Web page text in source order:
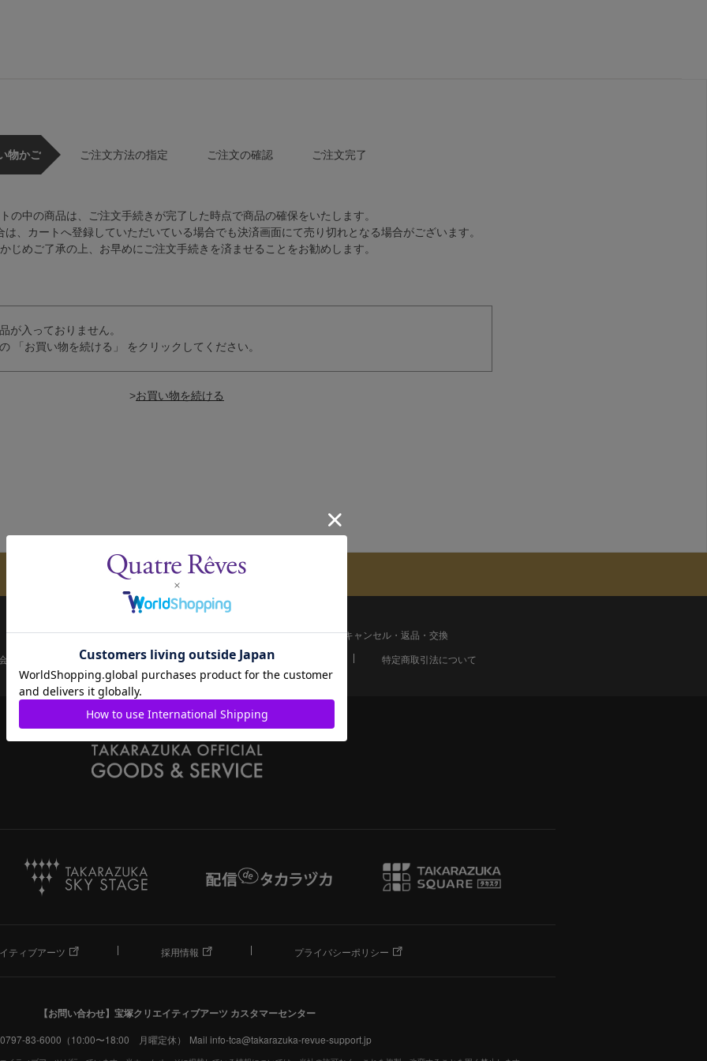
物かご ご注文方法の指定 ご注文の確認 ご注文完了
の中の商品は、ご注文手続きが完了した時点で商品の確保をいたします。
、カートへ登録していただいている場合でも決済画面にて売り切れとなる場合がございます。
じめご了承の上、お早めにご注文手続きを済ませることをお勧めします。
が入っておりません。
「お買い物を続ける」 をクリックしてください。
>
メールマガジンのご案内
配送について お支払い方法 決済について
キャンセル・返品・交換
員ページ 宝塚歌劇共通ID新規会員登録 特定商取引法について
ティブアーツ 採用情報 プライバシーポリシー
【お問い合わせ】 宝塚クリエイティブアーツ カスタマーセンター
83-6000（10:00〜18:00 月曜定休） Mail info-tca@takarazuka-revue-support.jp